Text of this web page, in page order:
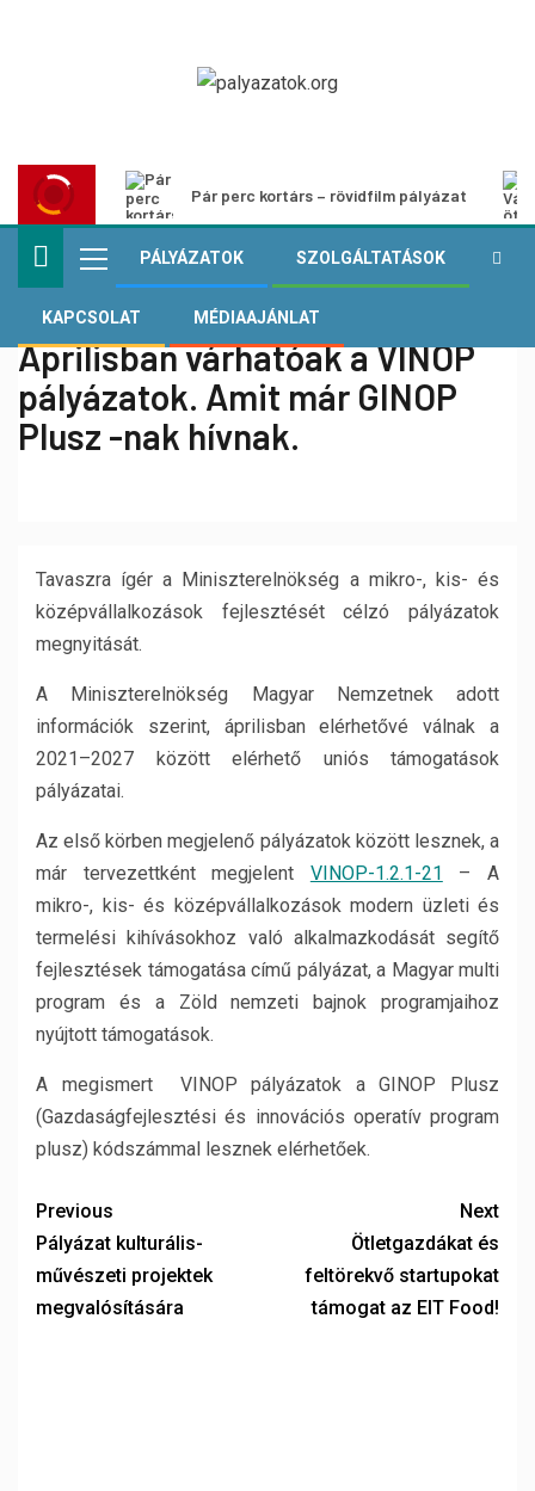
Pár perc kortárs – rövidfilm pályázat
PÁLYÁZATOK SZOLGÁLTATÁSOK
KAPCSOLAT MÉDIAAJÁNLAT
Áprilisban várhatóak a VINOP
pályázatok. Amit már GINOP
Plusz -nak hívnak.
Tavaszra ígér a Miniszterelnökség a mikro-, kis- és
középvállalkozások fejlesztését célzó pályázatok
megnyitását.
A Miniszterelnökség Magyar Nemzetnek adott
információk szerint, áprilisban elérhetővé válnak a
2021–2027 között elérhető uniós támogatások
pályázatai.
Az első körben megjelenő pályázatok között lesznek, a
már tervezettként megjelent VINOP-1.2.1-21
– A
mikro-, kis- és középvállalkozások modern üzleti és
termelési kihívásokhoz való alkalmazkodását segítő
fejlesztések támogatása című pályázat, a Magyar multi
program és a Zöld nemzeti bajnok programjaihoz
nyújtott támogatások.
A megismert VINOP pályázatok a GINOP Plusz
(Gazdaságfejlesztési és innovációs operatív program
plusz) kódszámmal lesznek elérhetőek.
Previous
Pályázat kulturális-
művészeti projektek
megvalósítására
Next
Ötletgazdákat és
feltörekvő startupokat
támogat az EIT Food!